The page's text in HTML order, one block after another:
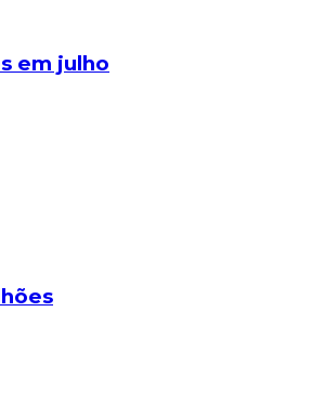
em julho